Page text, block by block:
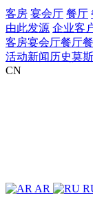
客房 宴会厅 餐厅
由此发源 企业客
客房宴会厅餐厅
活动新闻 历史莫
CN
AR